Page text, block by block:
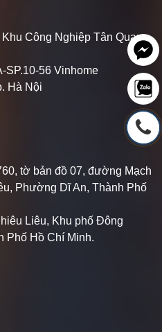
Công Nghiệp Tân Quang,
SP.10-56 Vinhome
Hà Nội
tờ bản đồ 07, đường Mạch
Phường Dĩ An, Thành Phố
Liêu, Khu phố Đông
Phố Hồ Chí Minh.